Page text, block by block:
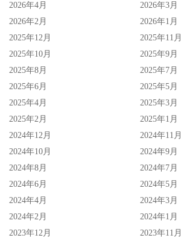
2026年4月
2026年3月
2026年2月
2026年1月
2025年12月
2025年11月
2025年10月
2025年9月
2025年8月
2025年7月
2025年6月
2025年5月
2025年4月
2025年3月
2025年2月
2025年1月
2024年12月
2024年11月
2024年10月
2024年9月
2024年8月
2024年7月
2024年6月
2024年5月
2024年4月
2024年3月
2024年2月
2024年1月
2023年12月
2023年11月